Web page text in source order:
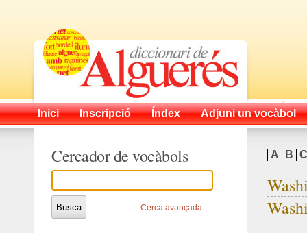
Inici Inscripció Índex Adjuni un vocàbol
A B C
Cercador de vocàbols
Cerca avançada